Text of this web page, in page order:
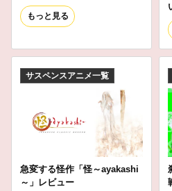
もっと見る
サスペンスアニメ一覧
急変する怪作「怪～ayakashi
～」レビュー